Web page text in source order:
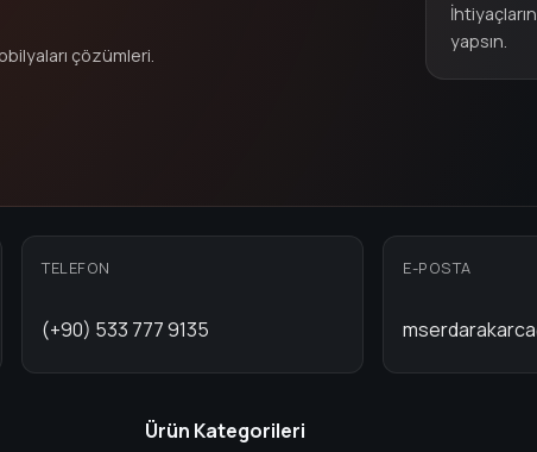
çözümleri.
yapsın.
TELEFON
(+90) 533 777 9135
E-POSTA
Ürün Kategorileri